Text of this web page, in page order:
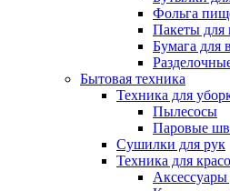
Фольга
Пакеты для
Бумага для
Бытовая техника
Техника для
Пылесосы
Паровые
Сушилки для рук
Техника для
Аксессуары